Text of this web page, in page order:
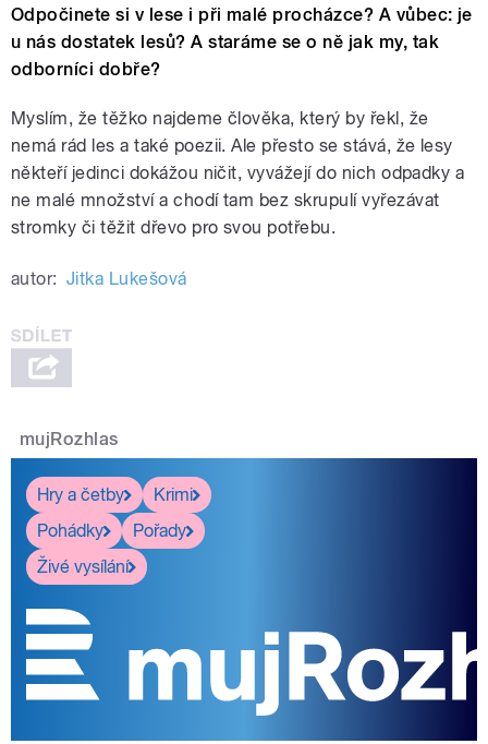
Odpočinete si v lese i při malé procházce? A vůbec: je
u nás dostatek lesů? A staráme se o ně jak my, tak
odborníci dobře?
Myslím, že těžko najdeme člověka, který by řekl, že
nemá rád les a také poezii. Ale přesto se stává, že lesy
někteří jedinci dokážou ničit, vyvážejí do nich odpadky a
ne malé množství a chodí tam bez skrupulí vyřezávat
stromky či těžit dřevo pro svou potřebu.
autor: Jitka Lukešová
mujRozhlas
Hry a četby
Krimi
Pohádky
Pořady
Živé vysílání